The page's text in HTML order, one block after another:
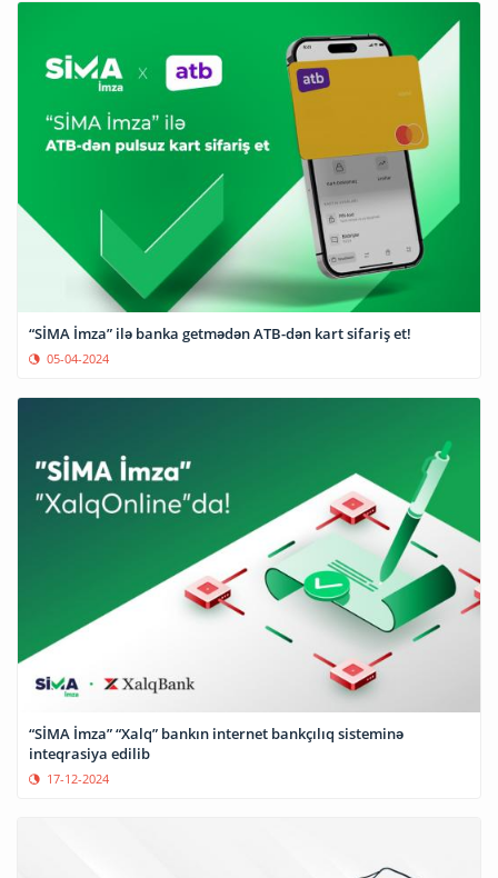
“SİMA İmza” ilə banka getmədən ATB-dən kart sifariş et!
05-04-2024
“SİMA İmza” “Xalq” bankın internet bankçılıq sisteminə
inteqrasiya edilib
17-12-2024